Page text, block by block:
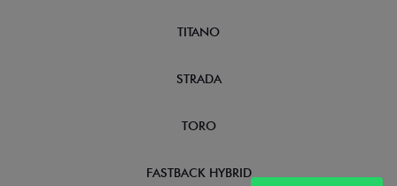
TITANO
STRADA
TORO
FASTBACK HYBRID